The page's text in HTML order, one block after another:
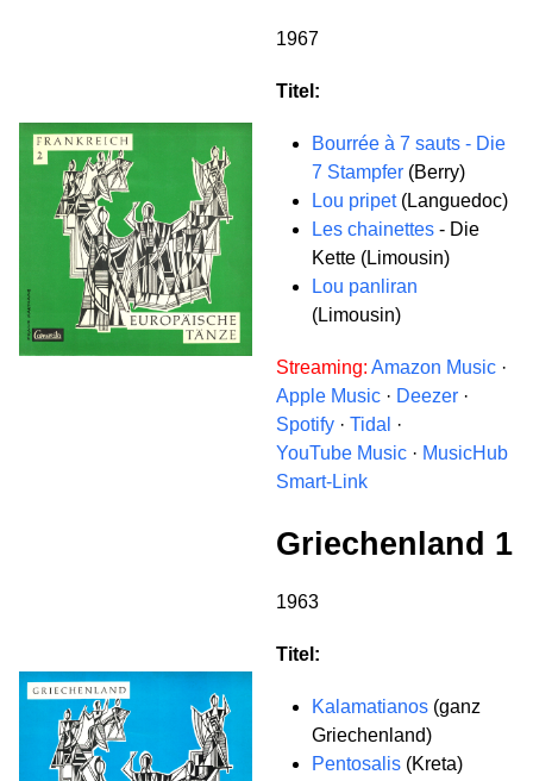
1967
Titel:
Bourrée à 7 sauts - Die
7 Stampfer (Berry)
Lou pripet(Languedoc)
Les chainettes - Die
Kette (Limousin)
Lou panliran
(Limousin)
Streaming: Amazon Music ·
Apple Music · Deezer ·
Spotify · Tidal ·
YouTube Music · MusicHub
Smart-Link
Griechenland 1
1963
Titel:
Kalamatianos (ganz
Griechenland)
Pentosalis (Kreta)